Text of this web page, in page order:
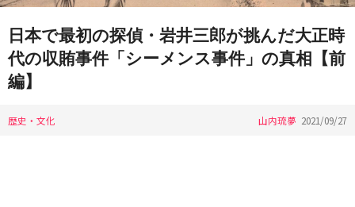
日本で最初の探偵・岩井三郎が挑んだ大正時
代の収賄事件「シーメンス事件」の真相【前
編】
歴史・文化 山内琉夢 2021/09/27